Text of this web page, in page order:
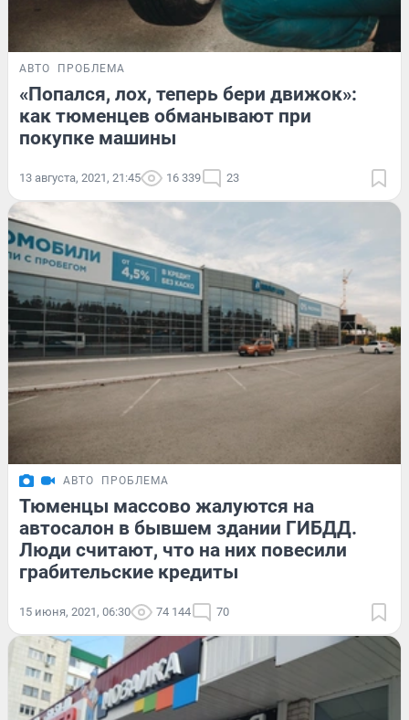
АВТО ПРОБЛЕМА
«Попался, лох, теперь бери движок»:
как тюменцев обманывают при
покупке машины
13 августа, 2021, 21:45 16 339 23
АВТО ПРОБЛЕМА
Тюменцы массово жалуются на
автосалон в бывшем здании ГИБДД.
Люди считают, что на них повесили
грабительские кредиты
15 июня, 2021, 06:30 74 144 70